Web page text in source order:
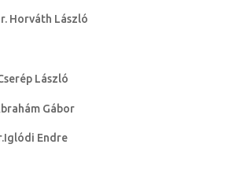
László
László
Gábor
Endre